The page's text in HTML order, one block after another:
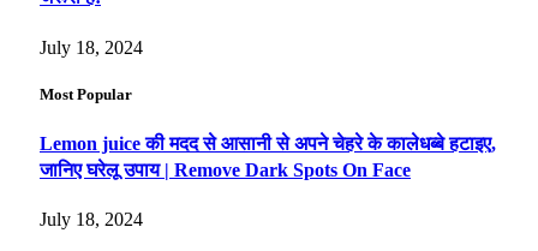
July 18, 2024
Most Popular
Lemon juice की मदद से आसानी से अपने चेहरे के कालेधब्बे हटाइए,
जानिए घरेलू उपाय | Remove Dark Spots On Face
July 18, 2024